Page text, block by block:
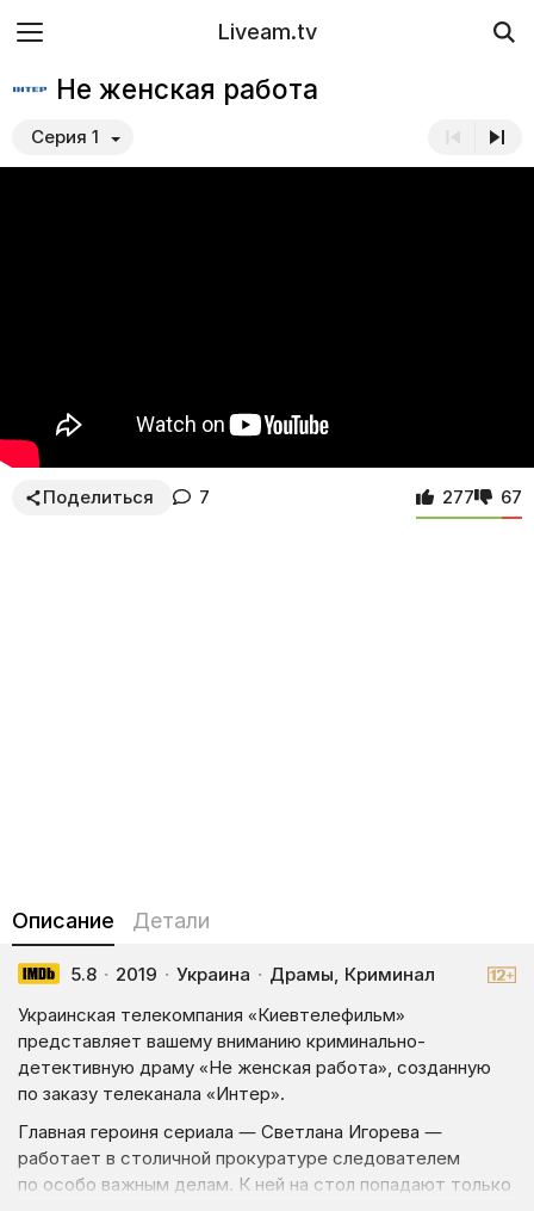
Liveam.tv
Не женская работа
Серия 1
Поделиться 7 277 67
Описание Детали
5.8 · 2019 · Украина · Драмы, Криминал
Украинская телекомпания «Киевтелефильм»
представляет вашему вниманию криминально-
детективную драму «Не женская работа», созданную
по заказу телеканала «Интер».
Главная героиня сериала — Светлана Игорева —
работает в столичной прокуратуре следователем
по особо важным делам. К ней на стол попадают только